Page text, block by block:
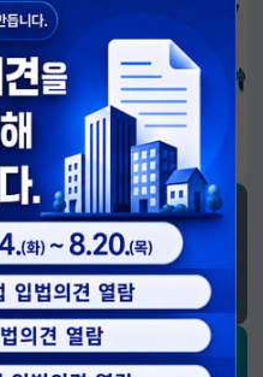
, 모두의 1년
SNS 소식
위터(X)유튜브인스타그램
구윤철 장관의